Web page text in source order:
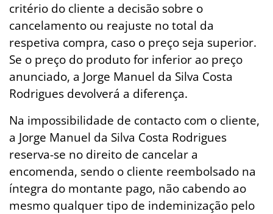
critério do cliente a decisão sobre o
cancelamento ou reajuste no total da
respetiva compra, caso o preço seja superior.
Se o preço do produto for inferior ao preço
anunciado, a Jorge Manuel da Silva Costa
Rodrigues devolverá a diferença.
Na impossibilidade de contacto com o cliente,
a Jorge Manuel da Silva Costa Rodrigues
reserva-se no direito de cancelar a
encomenda, sendo o cliente reembolsado na
íntegra do montante pago, não cabendo ao
mesmo qualquer tipo de indeminização pelo